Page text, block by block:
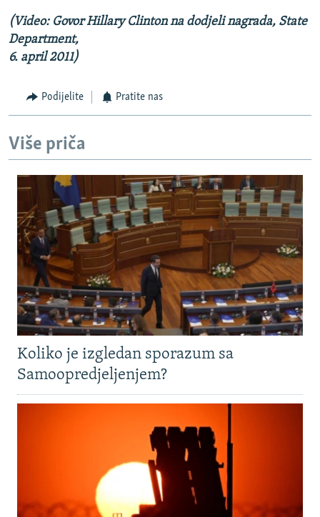
(Video: Govor Hillary Clinton na dodjeli nagrada, State
Department,
6. april 2011)
Podijelite Pratite nas
Više priča
Koliko je izgledan sporazum sa
Samoopredjeljenjem?